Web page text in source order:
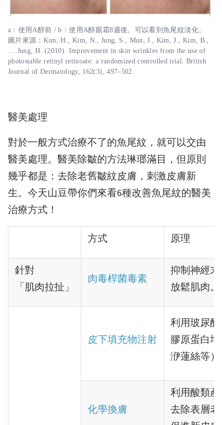
a：使用A醇前 / b：使用A醇眼霜8週後。可以看到魚尾紋淡化。
圖片來源：Kim, H., Kim, N., Jung, S., Mun, J., Kim, J., Kim, B.,
… Jung, H. (2010). Improvement in skin wrinkles from the use of
photostable retinyl retinoate: a randomized controlled trial. British
Journal of Dermatology, 162(3), 497–502.
醫美處理
對於一般方式治療不了的魚尾紋，就可以交由
醫美處理。醫美除皺的方法琳瑯滿目，但原則
幾乎都是：去除老舊皺紋皮膚，刺激皮膚新
生。今天山豆帶你們來看6種改善魚尾紋的醫美
治療方式！
方式 原理
針對
「肌肉拉扯」
肉毒桿菌毒素
抑制神經
放鬆肌肉
皮下填充物注射
利用玻尿
膠原蛋白
洢蓮絲等
化學換膚
利用酸類
去除表層